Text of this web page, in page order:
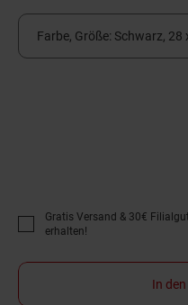
Farbe, Größe: Schwarz, 28
Promotion "Gratis Versand
Gratis Versand & 30€
erhalten!
In